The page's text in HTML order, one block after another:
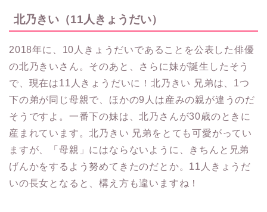
北乃きい（11人きょうだい）
2018年に、10人きょうだいであることを公表した俳優
の北乃きいさん。そのあと、さらに妹が誕生したそう
で、現在は11人きょうだいに！北乃きい 兄弟は、1つ
下の弟が同じ母親で、ほかの9人は産みの親が違うのだ
そうですよ。一番下の妹は、北乃さんが30歳のときに
産まれています。北乃きい 兄弟をとても可愛がってい
ますが、「母親」にはならないように、きちんと兄弟
げんかをするよう努めてきたのだとか。11人きょうだ
いの長女となると、構え方も違いますね！